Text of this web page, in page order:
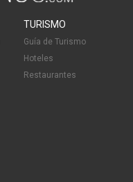
TURISMO
Guía de Turismo
Hoteles
Restaurantes